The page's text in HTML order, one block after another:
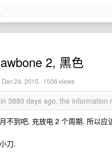
2, 黑色
Dec 24, 2015 · 1506 views
3880 days ago, the
不到吧, 充放电 2 个周期. 所以应
刀.